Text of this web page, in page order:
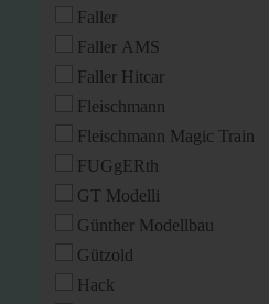
Faller
Faller AMS
Faller Hitcar
Fleischmann
Fleischmann Magic Train
FUGgERth
GT Modelli
Günther Modellbau
Gützold
Hack